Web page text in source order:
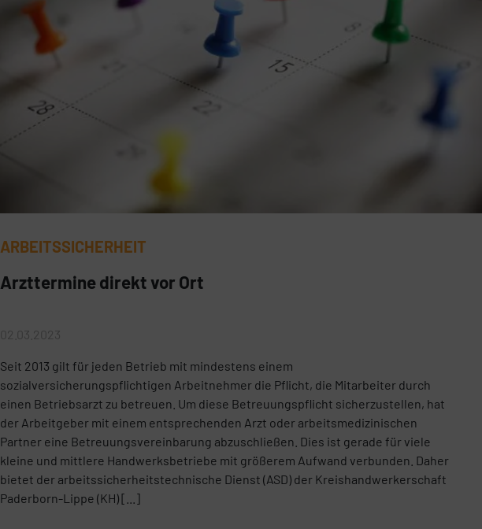
ARBEITSSICHERHEIT
Arzttermine direkt vor Ort
02.03.2023
Seit 2013 gilt für jeden Betrieb mit mindestens einem
sozialversicherungspflichtigen Arbeitnehmer die Pflicht, die Mitarbeiter durch
einen Betriebsarzt zu betreuen. Um diese Betreuungspflicht sicherzustellen, hat
der Arbeitgeber mit einem entsprechenden Arzt oder arbeitsmedizinischen
Partner eine Betreuungsvereinbarung abzuschließen. Dies ist gerade für viele
kleine und mittlere Handwerksbetriebe mit größerem Aufwand verbunden. Daher
bietet der arbeitssicherheitstechnische Dienst (ASD) der Kreishandwerkerschaft
Paderborn-Lippe (KH) [...]